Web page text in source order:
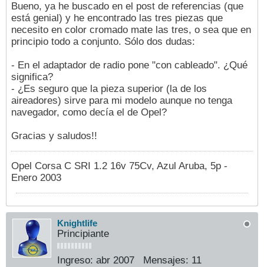
Bueno, ya he buscado en el post de referencias (que
está genial) y he encontrado las tres piezas que
necesito en color cromado mate las tres, o sea que en
principio todo a conjunto. Sólo dos dudas:
- En el adaptador de radio pone "con cableado". ¿Qué
significa?
- ¿Es seguro que la pieza superior (la de los
aireadores) sirve para mi modelo aunque no tenga
navegador, como decía el de Opel?
Gracias y saludos!!
Opel Corsa C SRI 1.2 16v 75Cv, Azul Aruba, 5p -
Enero 2003
Knightlife
Principiante
Ingreso: abr 2007 Mensajes: 11